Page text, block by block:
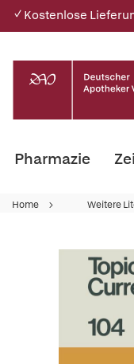
✓ Kostenlose
Pharmazie
Home Weitere